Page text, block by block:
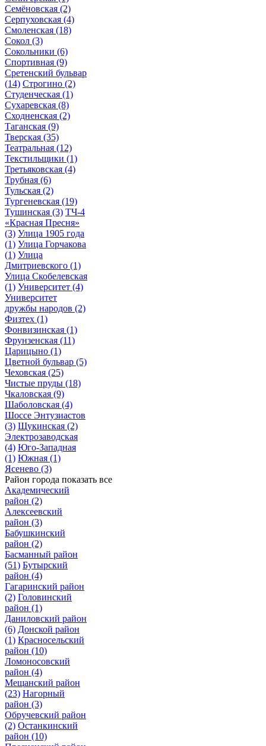
Семёновская (2)
Серпуховская (4)
Смоленская (18)
Сокол (3)
Сокольники (6)
Спортивная (9)
Сретенский бульвар
(14) Строгино (2)
Студенческая (1)
Сухаревская (8)
Сходненская (2)
Таганская (9)
Тверская (35)
Театральная (12)
Текстильщики (1)
Третьяковская (4)
Трубная (6)
Тульская (2)
Тургеневская (19)
Тушинская (3) ТЧ-4
«Красная Пресня»
(3) Улица 1905 года
(1) Улица Горчакова
(1) Улица
Дмитриевского (1)
Улица Скобелевская
(1) Университет (4)
Университет
дружбы народов (2)
Физтех (1)
Фонвизинская (1)
Фрунзенская (11)
Царицыно (1)
Цветной бульвар (5)
Чеховская (25)
Чистые пруды (18)
Чкаловская (9)
Шаболовская (4)
Шоссе Энтузиастов
(3) Щукинская (2)
Электрозаводская
(4) Юго-Западная
(1) Южная (1)
Ясенево (3)
Район города показать все
Академический
район (2)
Алексеевский
район (3)
Бабушкинский
район (2)
Басманный район
(51) Бутырский
район (4)
Гагаринский район
(2) Головинский
район (1)
Даниловский район
(6) Донской район
(1) Красносельский
район (10)
Ломоносовский
район (4)
Мещанский район
(23) Нагорный
район (3)
Обручевский район
(2) Останкинский
район (10)